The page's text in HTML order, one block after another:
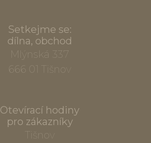
Setkejme se:
dílna, obchod
Mlýnská 337
666 01 Tišnov
Otevírací hodiny
pro zákazníky
Tišnov